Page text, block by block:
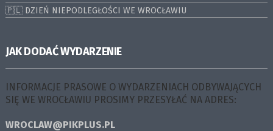
🇵🇱 DZIEŃ NIEPODLEGŁOŚCI WE WROCŁAWIU
JAK DODAĆ WYDARZENIE
INFORMACJE PRASOWE O WYDARZENIACH ODBYWAJĄCYCH
SIĘ WE WROCŁAWIU PROSIMY PRZESYŁAĆ NA ADRES:
WROCLAW@PIKPLUS.PL